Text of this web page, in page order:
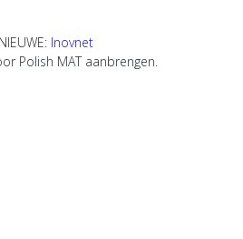
Inovnet
Polish MAT aanbrengen.